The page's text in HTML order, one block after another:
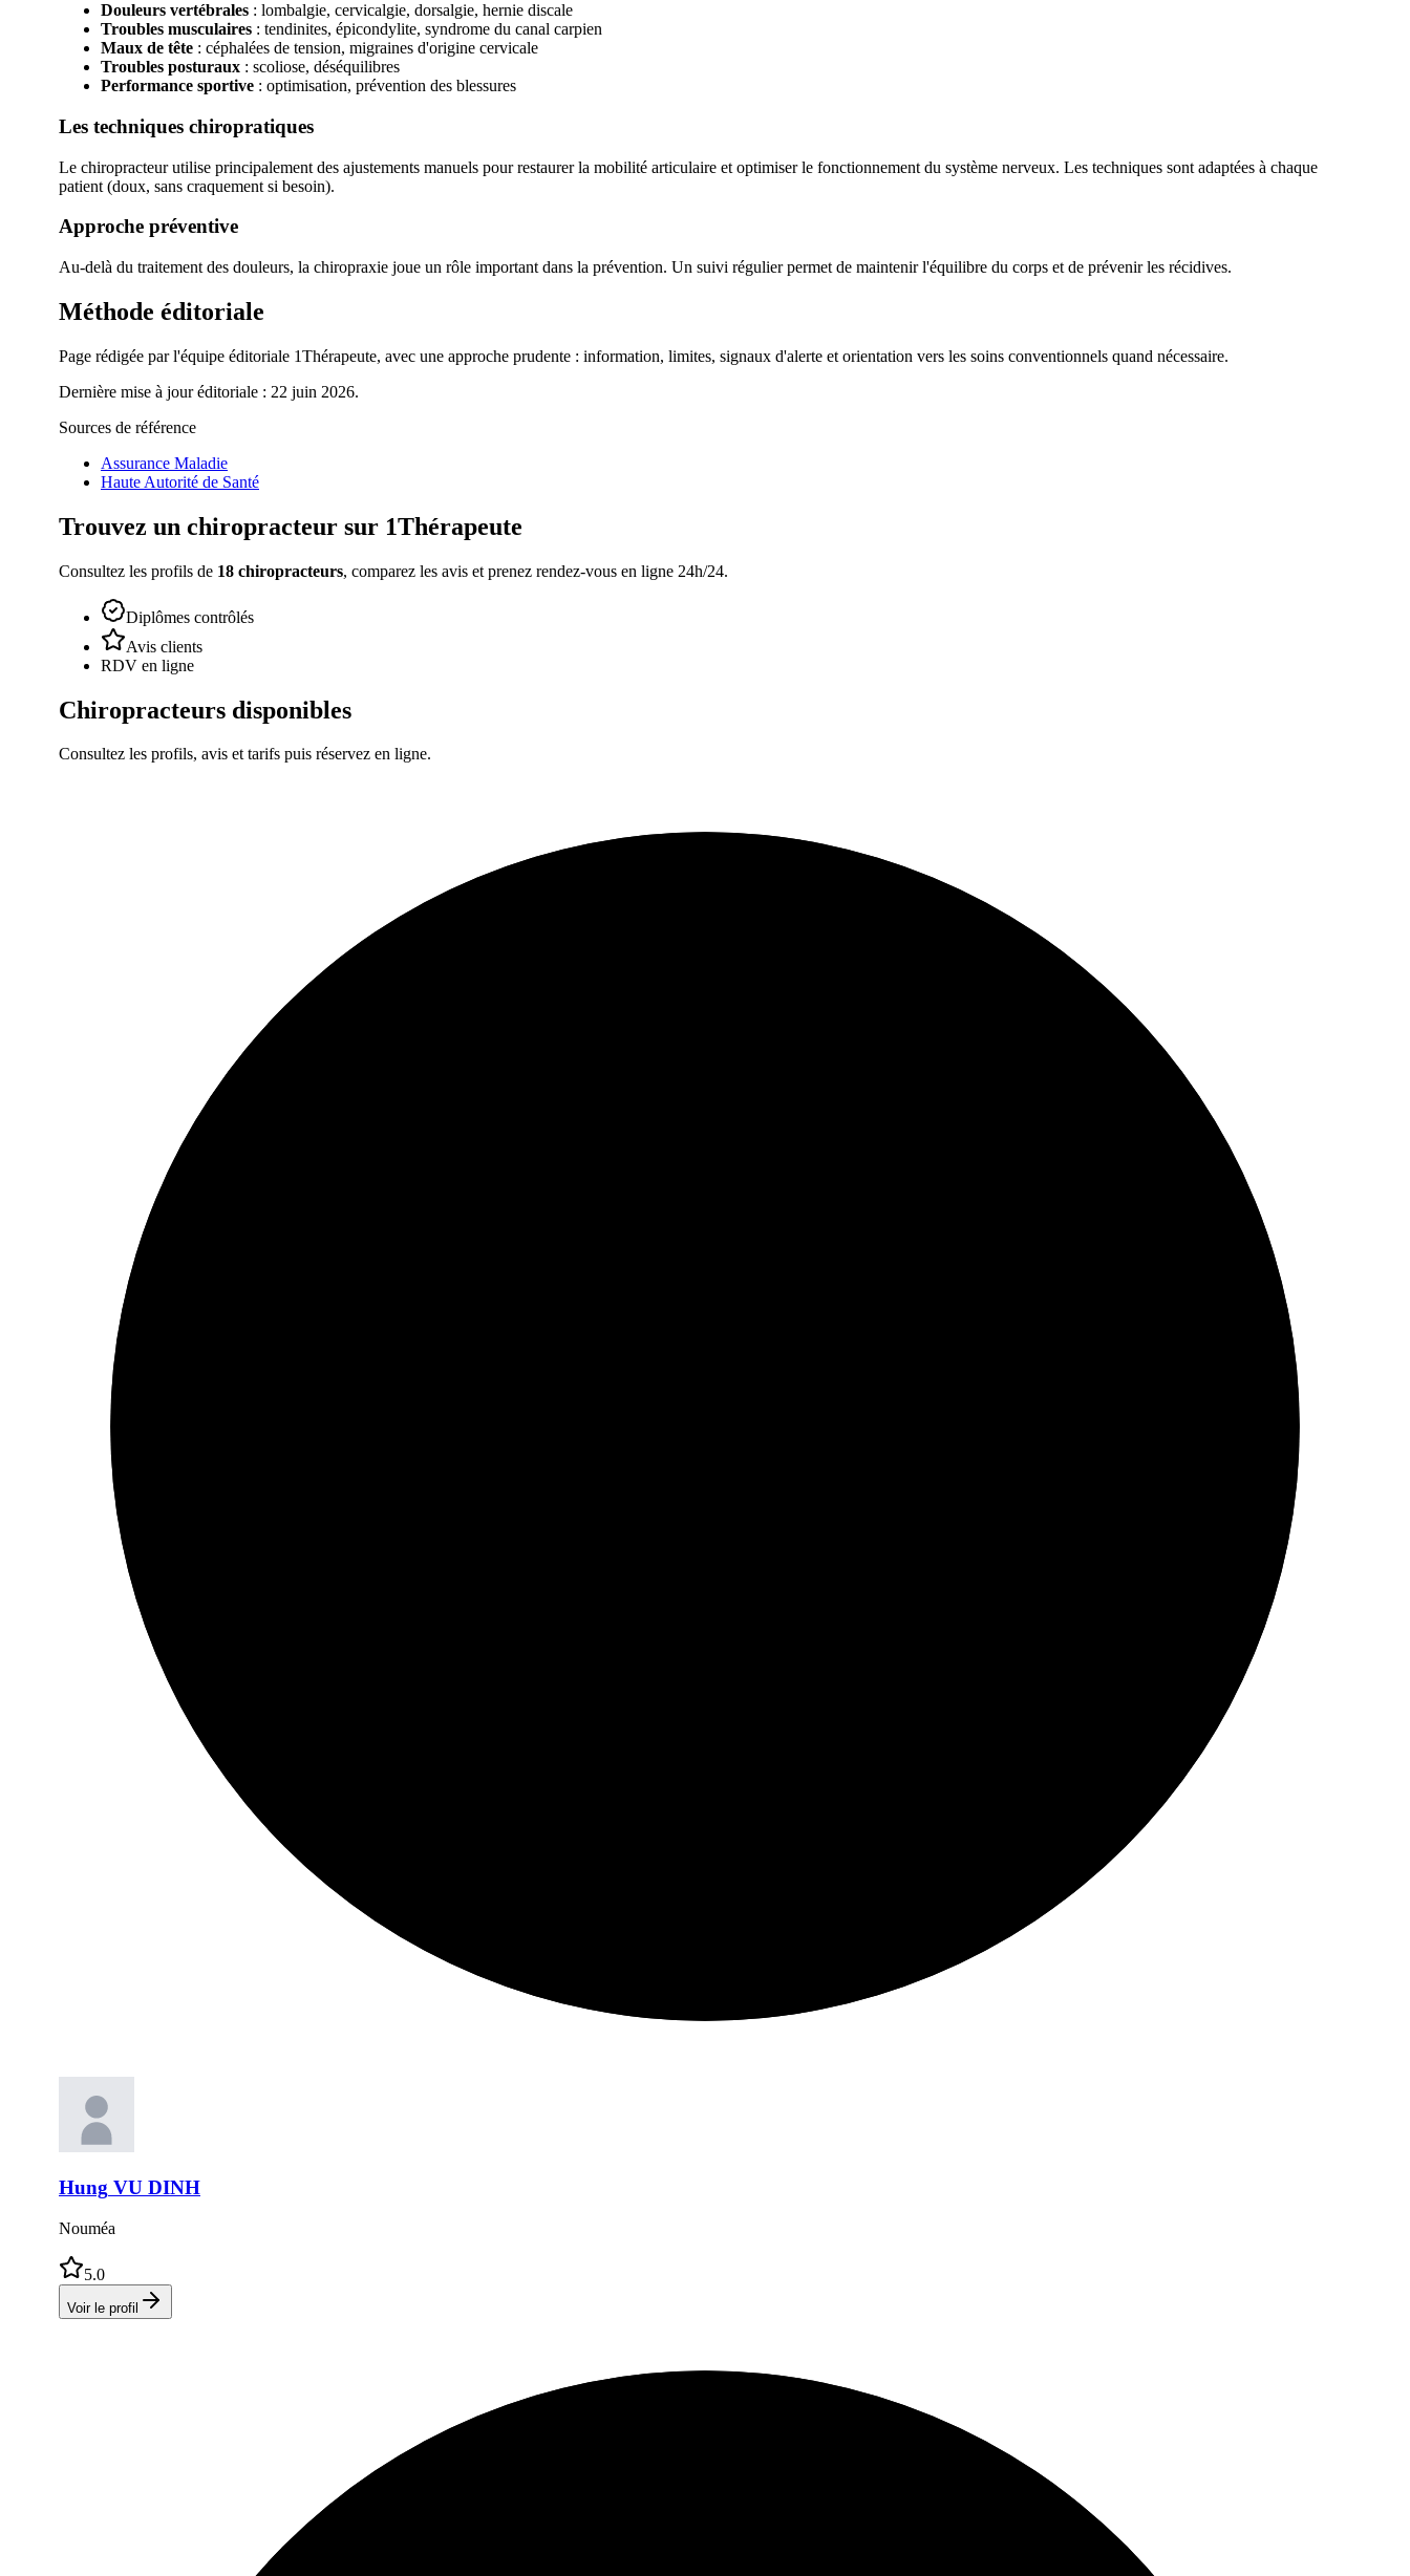
Douleurs vertébrales : lombalgie, cervicalgie, dorsalgie, hernie discale
Troubles musculaires : tendinites, épicondylite, syndrome du canal carpien
Maux de tête : céphalées de tension, migraines d'origine cervicale
Troubles posturaux : scoliose, déséquilibres
Performance sportive : optimisation, prévention des blessures
Les techniques chiropratiques
Le chiropracteur utilise principalement des ajustements manuels pour restaurer la mobilité articulaire et optimiser le fonctionnement du système nerveux. Les techniques sont adaptées à chaque
patient (doux, sans craquement si besoin).
Approche préventive
Au-delà du traitement des douleurs, la chiropraxie joue un rôle important dans la prévention. Un suivi régulier permet de maintenir l'équilibre du corps et de prévenir les récidives.
Méthode éditoriale
Page rédigée par l'équipe éditoriale 1Thérapeute, avec une approche prudente : information, limites, signaux d'alerte et orientation vers les soins conventionnels quand nécessaire.
Dernière mise à jour éditoriale : 22 juin 2026.
Sources de référence
Assurance Maladie
Haute Autorité de Santé
Trouvez un chiropracteur sur 1Thérapeute
Consultez les profils de 18 chiropracteurs, comparez les avis et prenez rendez-vous en ligne 24h/24.
Diplômes contrôlés
Avis clients
RDV en ligne
Chiropracteurs disponibles
Consultez les profils, avis et tarifs puis réservez en ligne.
Hung VU DINH
Nouméa
5.0
Voir le profil